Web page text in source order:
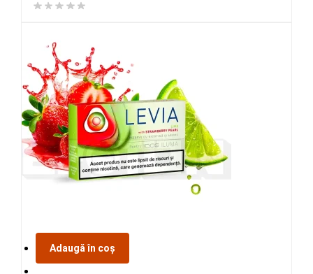
Adaugă în coș